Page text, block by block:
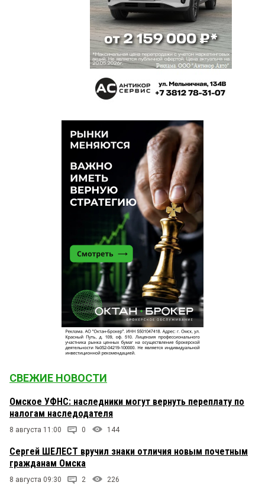
СВЕЖИЕ НОВОСТИ
Омское УФНС: наследники могут вернуть переплату по
налогам наследодателя
8 августа 11:00 0 144
Сергей ШЕЛЕСТ вручил знаки отличия новым почетным
гражданам Омска
8 августа 09:30 2 226